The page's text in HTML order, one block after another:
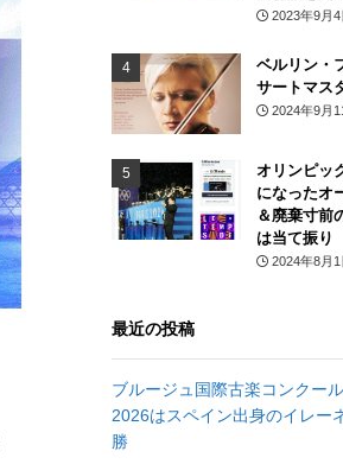
2023年9月4
ベルリン・
サートマス
2024年9月
オリンピッ
になったオ
＆廃棄寸前
は当て振り
2024年8月1
最近の投稿
ブルージュ国際古楽コンクー
2026はスペイン出身のイレー
勝